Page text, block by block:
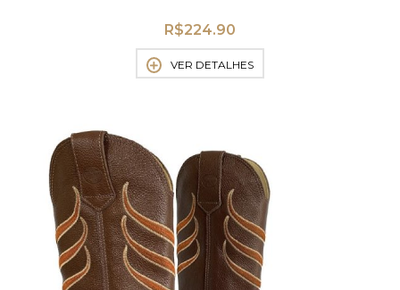
R$224.90
VER DETALHES